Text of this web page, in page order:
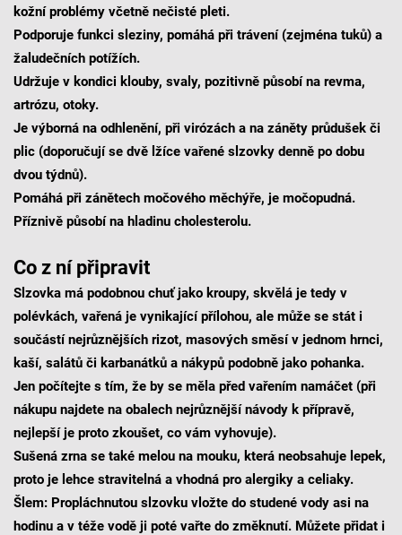
kožní problémy včetně nečisté pleti.
Podporuje funkci sleziny, pomáhá při trávení (zejména tuků) a
žaludečních potížích.
Udržuje v kondici klouby, svaly, pozitivně působí na revma,
artrózu, otoky.
Je výborná na odhlenění, při virózách a na záněty průdušek či
plic (doporučují se dvě lžíce vařené slzovky denně po dobu
dvou týdnů).
Pomáhá při zánětech močového měchýře, je močopudná.
Příznivě působí na hladinu cholesterolu.
Co z ní připravit
Slzovka má podobnou chuť jako kroupy, skvělá je tedy v
polévkách, vařená je vynikající přílohou, ale může se stát i
součástí nejrůznějších rizot, masových směsí v jednom hrnci,
kaší, salátů či karbanátků a nákypů podobně jako pohanka.
Jen počítejte s tím, že by se měla před vařením namáčet (při
nákupu najdete na obalech nejrůznější návody k přípravě,
nejlepší je proto zkoušet, co vám vyhovuje).
Sušená zrna se také melou na mouku, která neobsahuje lepek,
proto je lehce stravitelná a vhodná pro alergiky a celiaky.
Šlem:Propláchnutou slzovku vložte do studené vody asi na
hodinu a v téže vodě ji poté vařte do změknutí. Můžete přidat i